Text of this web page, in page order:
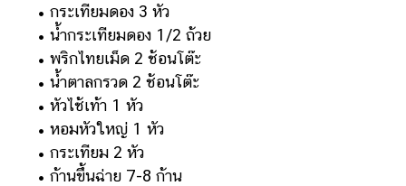
ร่วม
งาน
• กระเทียมดอง 3 หัว
• น้ำกระเทียมดอง 1/2 ถ้วย
• พริกไทยเม็ด 2 ช้อนโต๊ะ
• น้ำตาลกรวด 2 ช้อนโต๊ะ
• หัวไช้เท้า 1 หัว
• หอมหัวใหญ่ 1 หัว
• กระเทียม 2 หัว
• ก้านขึ้นฉ่าย 7-8 ก้าน